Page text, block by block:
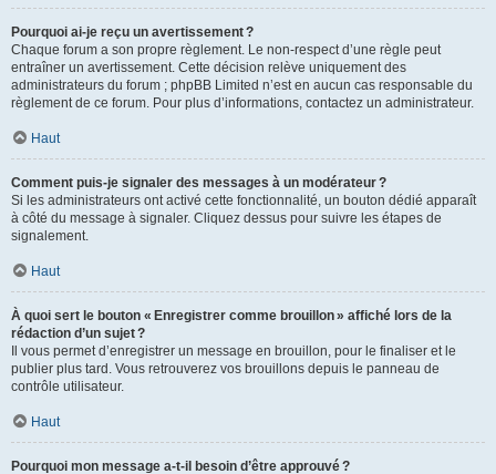
Pourquoi ai-je reçu un avertissement ?
Chaque forum a son propre règlement. Le non-respect d’une règle peut
entraîner un avertissement. Cette décision relève uniquement des
administrateurs du forum ; phpBB Limited n’est en aucun cas responsable du
règlement de ce forum. Pour plus d’informations, contactez un administrateur.
Haut
Comment puis-je signaler des messages à un modérateur ?
Si les administrateurs ont activé cette fonctionnalité, un bouton dédié apparaît
à côté du message à signaler. Cliquez dessus pour suivre les étapes de
signalement.
Haut
À quoi sert le bouton « Enregistrer comme brouillon » affiché lors de la
rédaction d’un sujet ?
Il vous permet d’enregistrer un message en brouillon, pour le finaliser et le
publier plus tard. Vous retrouverez vos brouillons depuis le panneau de
contrôle utilisateur.
Haut
Pourquoi mon message a-t-il besoin d’être approuvé ?